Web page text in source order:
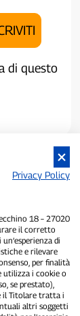
di questo
di Pavia
- P.IVA
Federico
Privacy Policy
18 – 27020
il corretto
di
e rilevare
per finalità
utilizza i cookie o
se prestato),
il Titolare tratta i
altri soggetti